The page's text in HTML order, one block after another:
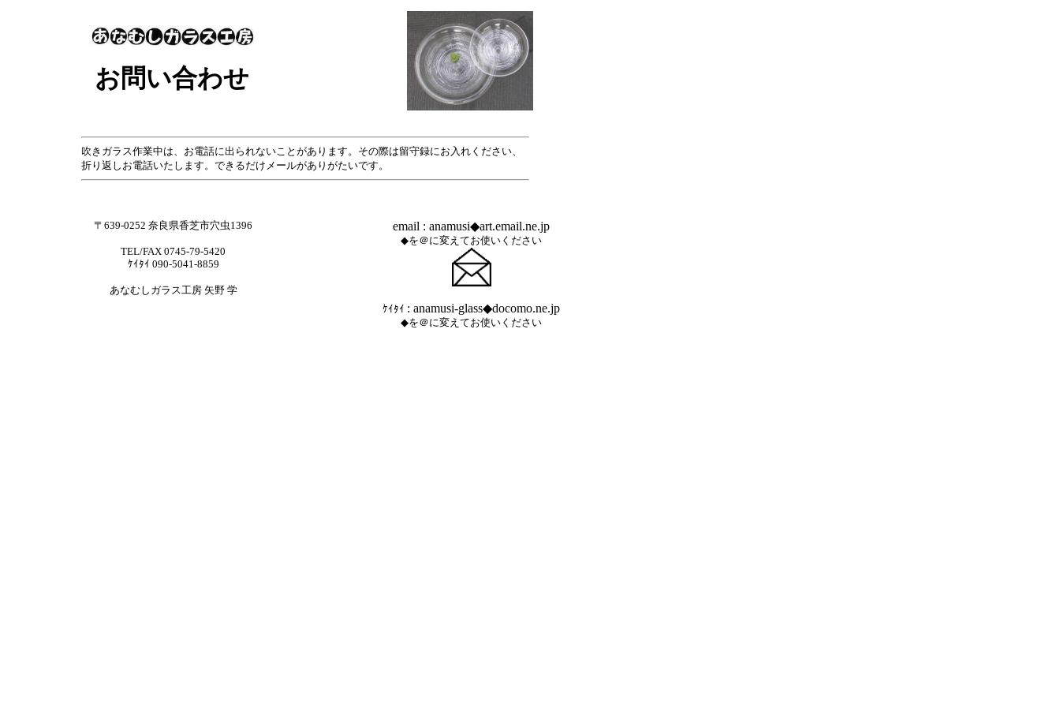
お問い合わせ
吹きガラス作業中は、お電話に出られないことがあります。その際は留守録にお入れください、
折り返しお電話いたします。 できるだけメールがありがたいです。
〒639-0252 奈良県香芝市穴虫1396
TEL/FAX 0745-79-5420
ｹｲﾀｲ 090-5041-8859
あなむしガラス工房 矢野 学
email : anamusi◆art.email.ne.jp
◆を＠に変えてお使いください
ｹｲﾀｲ : anamusi-glass◆docomo.ne.jp
◆を＠に変えてお使いください